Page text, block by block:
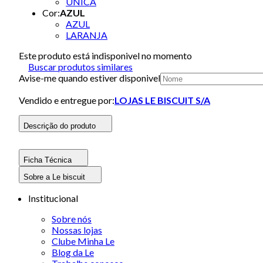
Cor:AZUL
AZUL
LARANJA
Este produto está indisponivel no momento
Buscar produtos similares
Avise-me quando estiver disponivel
Vendido e entregue por:LOJAS LE BISCUIT S/A
Descrição do produto
Ficha Técnica
Sobre a Le biscuit
Institucional
Sobre nós
Nossas lojas
Clube Minha Le
Blog da Le